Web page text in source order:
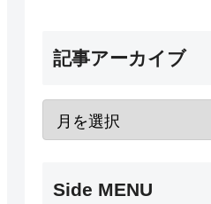
記事アーカイブ
Side MENU